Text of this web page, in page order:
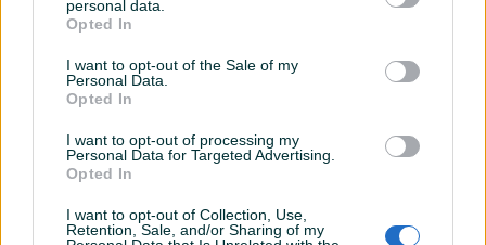
personal data.
Opted In
I want to opt-out of the Sale of my
Personal Data.
Opted In
I want to opt-out of processing my
Personal Data for Targeted Advertising.
Opted In
I want to opt-out of Collection, Use,
Retention, Sale, and/or Sharing of my